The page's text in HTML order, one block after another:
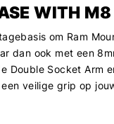
WITH
om Ram
dan ook met een
Double Socket Arm
veilige grip op